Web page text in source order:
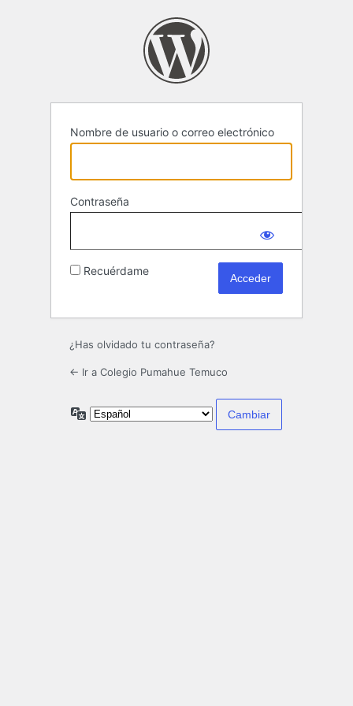
Nombre de usuario o correo electrónico
Contraseña
Recuérdame
¿Has olvidado tu contraseña?
← Ir a Colegio Pumahue Temuco
Idioma